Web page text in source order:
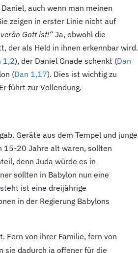
auch wenn man meinen
zeigen in erster Linie nicht auf
Gott ist!“Ja, obwohl die
der als Held in ihnen erkennbar wird.
1,2), der Daniel Gnade schenkt (Dan
(Dan 1,17). Dies ist wichtig zu
führt zur Vollendung.
Geräte aus dem Tempel und junge
15-20 Jahre alt waren, sollten
denn Juda würde es in
sollten in Babylon nun eine
ist eine dreijährige
in der Regierung Babylons
Fern von ihrer Familie, fern von
sie dadurch ja offener für die